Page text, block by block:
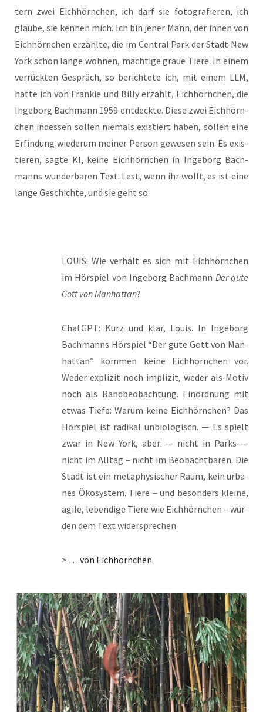
tern zwei Eich­hörn­chen, ich darf sie foto­gra­fie­ren, ich
glau­be, sie ken­nen mich. Ich bin jener Mann, der ihnen von
Eich­hörn­chen erzähl­te, die im Cen­tral Park der Stadt New
York schon lan­ge woh­nen, mäch­ti­ge graue Tie­re. In einem
ver­rück­ten Gespräch, so berich­te­te ich, mit einem LLM,
hat­te ich von Fran­kie und Bil­ly erzählt, Eich­hörn­chen, die
Inge­borg Bach­mann 1959 ent­deck­te. Die­se zwei Eich­hörn­
chen indes­sen sol­len nie­mals exis­tiert haben, sol­len eine
Erfin­dung wie­der­um mei­ner Per­son gewe­sen sein. Es exis­
tie­ren, sag­te KI, kei­ne Eich­hörn­chen in Inge­borg Bach­
manns wun­der­ba­ren Text. Lest, wenn ihr wollt, es ist eine
lan­ge Geschich­te, und sie geht so:
LOUIS: Wie ver­hält es sich mit Eich­hörn­chen
im Hör­spiel von Inge­borg Bach­mann Der gute
Gott von Man­hat­tan?
ChatGPT: Kurz und klar, Lou­is. In Inge­borg
Bach­manns Hör­spiel “Der gute Gott von Man­
hat­tan” kom­men kei­ne Eich­hörn­chen vor.
Weder expli­zit noch impli­zit, weder als Motiv
noch als Rand­be­ob­ach­tung. Ein­ord­nung mit
etwas Tie­fe: War­um kei­ne Eich­hörn­chen? Das
Hör­spiel ist radi­kal unbio­lo­gisch. — Es spielt
zwar in New York, aber: — nicht in Parks —
nicht im All­tag – nicht im Beob­acht­ba­ren. Die
Stadt ist ein meta­phy­si­scher Raum, kein urba­
nes Öko­sys­tem. Tie­re – und beson­ders klei­ne,
agi­le, leben­di­ge Tie­re wie Eich­hörn­chen – wür­
den dem Text widersprechen.
> … von Eich­hörn­chen.